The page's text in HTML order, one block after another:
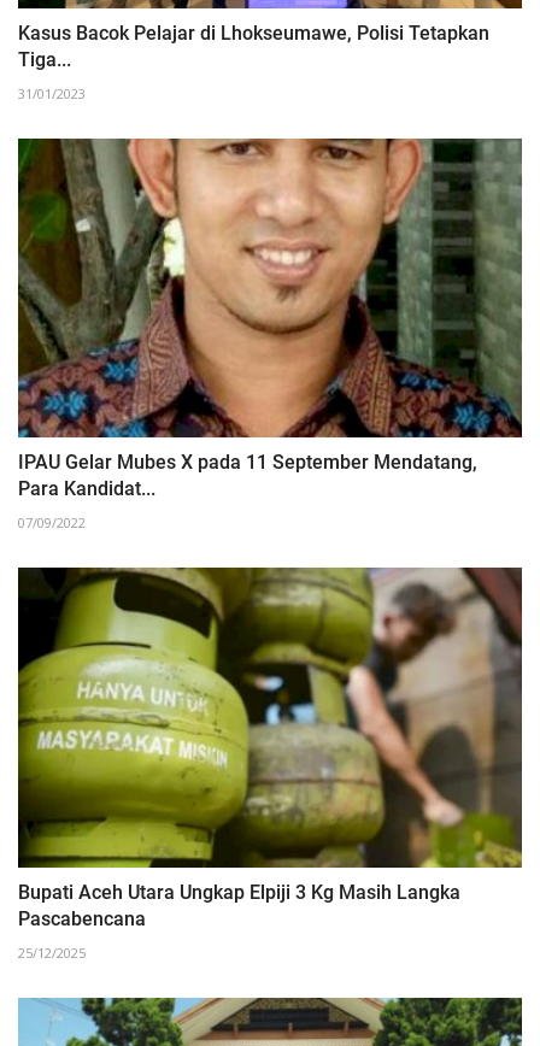
Kasus Bacok Pelajar di Lhokseumawe, Polisi Tetapkan
Tiga...
31/01/2023
IPAU Gelar Mubes X pada 11 September Mendatang,
Para Kandidat...
07/09/2022
Bupati Aceh Utara Ungkap Elpiji 3 Kg Masih Langka
Pascabencana
25/12/2025